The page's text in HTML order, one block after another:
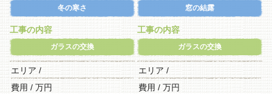
冬の寒さ
工事の内容
ガラスの交換
エリア /
費用 / 万円
窓の結露
工事の内容
ガラスの交換
エリア /
費用 / 万円